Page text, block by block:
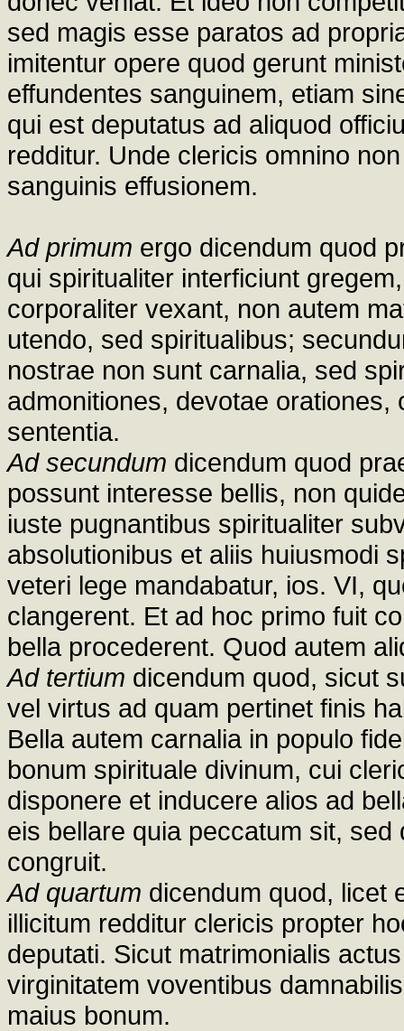
sed magis esse paratos ad
imitentur opere quod gerunt
effundentes sanguinem, etiam
qui est deputatus ad aliquod
redditur. Unde clericis omnino
sanguinis effusionem.
Ad primum ergo dicendum quod
qui spiritualiter interficiunt
corporaliter vexant, non autem
utendo, sed spiritualibus;
nostrae non sunt carnalia, sed
admonitiones, devotae
sententia.
Ad secundum dicendum quod
possunt interesse bellis, non
iuste pugnantibus spiritualiter
absolutionibus et aliis huiusmodi
veteri lege mandabatur, ios. VI,
clangerent. Et ad hoc primo fuit
bella procederent. Quod autem
Ad tertium dicendum quod, sicut
vel virtus ad quam pertinet finis
Bella autem carnalia in populo
bonum spirituale divinum, cui
disponere et inducere alios ad
eis bellare quia peccatum sit,
congruit.
Ad quartum dicendum quod, licet
illicitum redditur clericis propter
deputati. Sicut matrimonialis
virginitatem voventibus
maius bonum.